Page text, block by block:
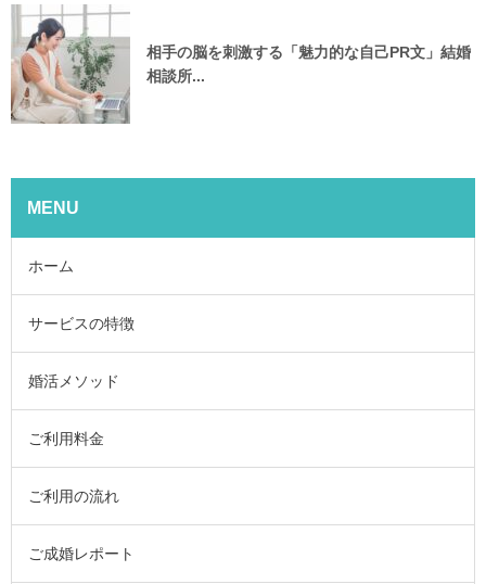
相手の脳を刺激する「魅力的な自己PR文」結婚
相談所...
MENU
ホーム
サービスの特徴
婚活メソッド
ご利用料金
ご利用の流れ
ご成婚レポート